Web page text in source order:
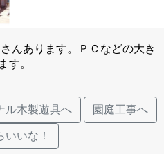
んあります。ＰＣなどの大き
す。
ル木製遊具へ 園庭工事へ
いいな！